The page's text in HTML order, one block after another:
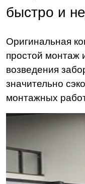
быстро и
Оригинальная
простой монтаж
возведения
значительно
монтажных